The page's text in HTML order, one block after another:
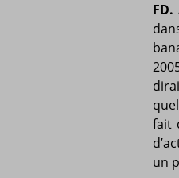
FD.
fait
un